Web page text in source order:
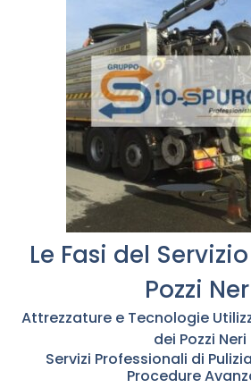
Le Fasi del
Pozzi
Attrezzature e Tecnologie
dei Pozzi Neri
Servizi Professionali di
Procedure